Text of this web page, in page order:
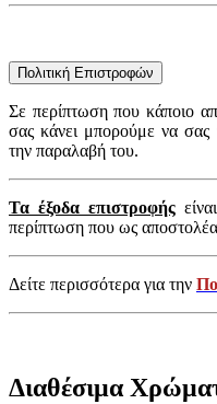
Πολιτική Επιστροφών
Σε περίπτωση που κάποιο
σας κάνει μπορούμε να σας
την παραλαβή του.
Τα έξοδα επιστροφής είναι
περίπτωση που ως
Δείτε περισσότερα για την
Διαθέσιμα